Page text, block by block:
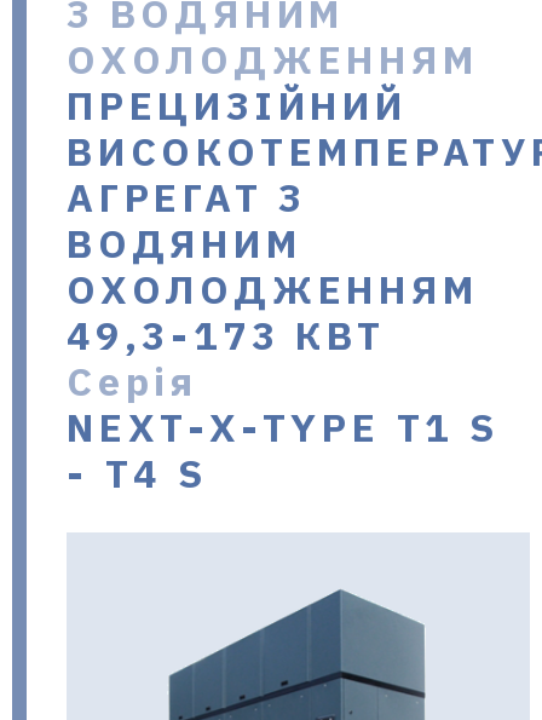
З ВОДЯНИМ
ОХОЛОДЖЕННЯМ
ПРЕЦИЗІЙНИЙ
АГРЕГАТ З
ВОДЯНИМ
ОХОЛОДЖЕННЯМ
49,3-173 КВТ
Серія
NEXT-X-TYPE T1 S
- T4 S